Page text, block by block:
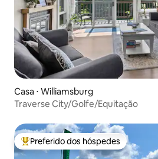
Casa ⋅ Williamsburg
Traverse City/Golfe/Equitação
Entre os melhores preferidos dos
Preferido dos hóspedes